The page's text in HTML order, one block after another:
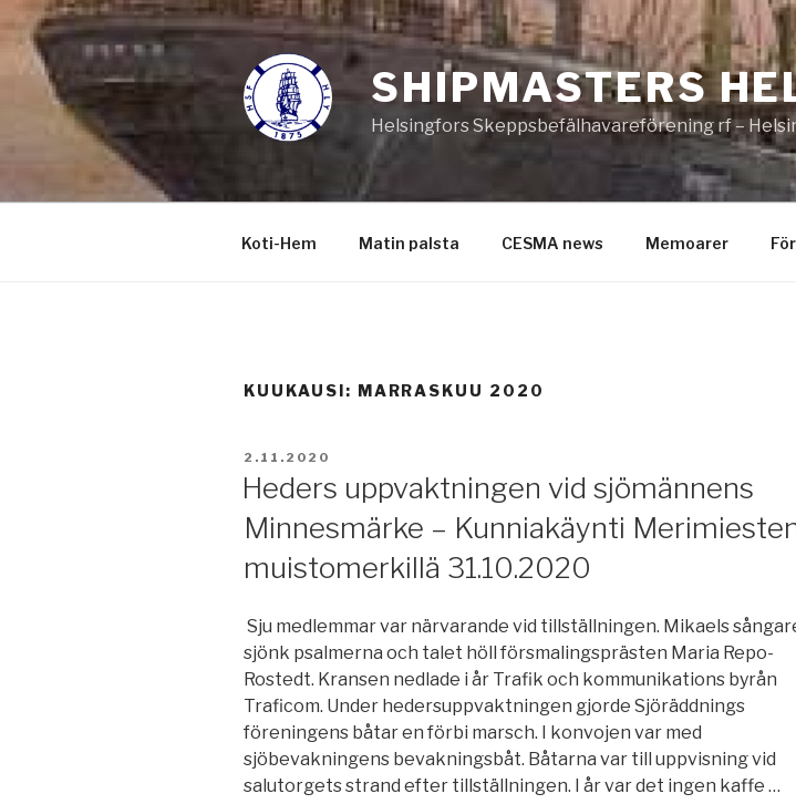
Siirry
sisältöön
SHIPMASTERS
Helsingfors Skeppsbefälhavareförening rf –
Koti-Hem Matin palsta CESMA news Memoarer
KUUKAUSI: MARRASKUU 2020
JULKAISTU
2.11.2020
Heders uppvaktningen vid sjömännens
Minnesmärke – Kunniakäynti
muistomerkillä 31.10.2020
Sju medlemmar var närvarande vid tillställningen. Mikaels
sjönk psalmerna och talet höll försmalingsprästen Maria Repo-
Rostedt. Kransen nedlade i år Trafik och kommunikations byrån
Traficom. Under hedersuppvaktningen gjorde Sjöräddnings
föreningens båtar en förbi marsch. I konvojen var med
sjöbevakningens bevakningsbåt. Båtarna var till uppvisning vid
salutorgets strand efter tillställningen. I år var det ingen kaffe …